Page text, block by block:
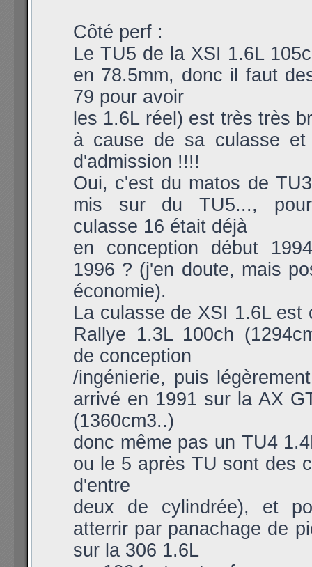
Côté perf :
Le TU5 de la XSI 1.6L
en 78.5mm, donc il faut
79 pour avoir
les 1.6L réel) est très très
à cause de sa culasse
d'admission !!!!
Oui, c'est du matos de
mis sur du TU5...,
culasse 16 était déjà
en conception début
1996 ? (j'en doute, mais
économie).
La culasse de XSI 1.6L est
Rallye 1.3L 100ch
de conception
/ingénierie, puis
arrivé en 1991 sur la AX
(1360cm3..)
donc même pas un TU4
ou le 5 après TU sont des
d'entre
deux de cylindrée), et
atterrir par panachage de
sur la 306 1.6L